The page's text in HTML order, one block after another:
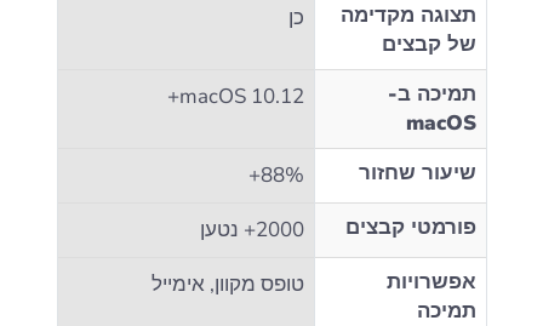
תצוגה מקדימה
של קבצים
כן
תמיכה ב-
macOS
macOS 10.12+
שיעור שחזור
88%+
פורמטי קבצים
2000+ נטען
אפשרויות
תמיכה
טופס מקוון, אימייל